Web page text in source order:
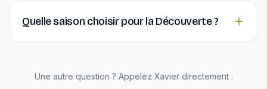
Quelle saison choisir pour la Découverte ?
Une autre question ? Appelez Xavier directement :